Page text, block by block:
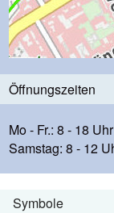
Öffnungszeiten
Mo - Fr.: 8 - 18 Uhr
Samstag: 8 - 12
Symbole